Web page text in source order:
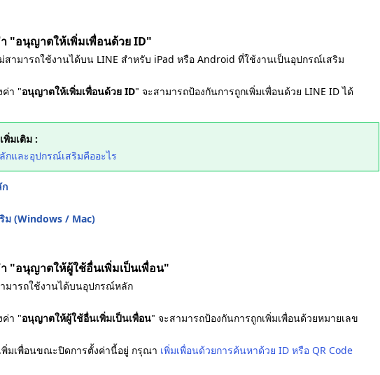
"อนุญาตให้เพิ่มเพื่อนด้วย ID"
ามารถใช้งานได้บน LINE สำหรับ iPad หรือ Android ที่ใช้งานเป็นอุปกรณ์เสริม
ค่า "อนุญาตให้เพิ่มเพื่อนด้วย ID" จะสามารถป้องกันการถูกเพิ่มเพื่อนด้วย LINE ID ได้
พิ่มเติม :
กและอุปกรณ์เสริมคืออะไร
ม (Windows / Mac)
"อนุญาตให้ผู้ใช้อื่นเพิ่มเป็นเพื่อน"
มารถใช้งานได้บนอุปกรณ์หลัก
ค่า "อนุญาตให้ผู้ใช้อื่นเพิ่มเป็นเพื่อน" จะสามารถป้องกันการถูกเพิ่มเพื่อนด้วยหมายเลข
พิ่มเพื่อนขณะปิดการตั้งค่านี้อยู่ กรุณา เพิ่มเพื่อนด้วยการค้นหาด้วย ID หรือ QR Code